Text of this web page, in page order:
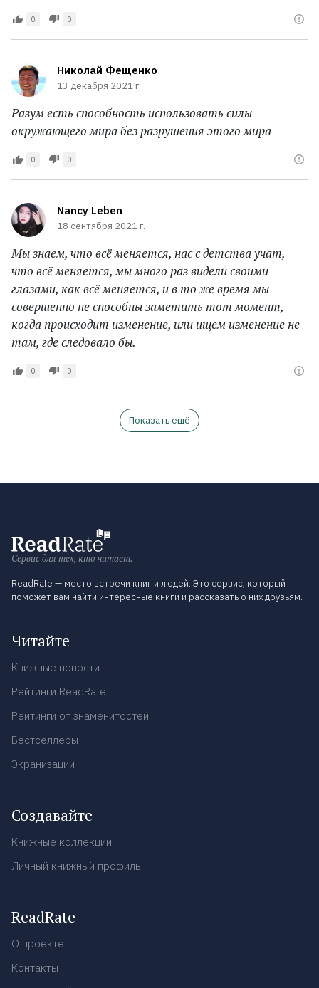
0 0
Николай Фещенко
13 декабря 2021 г.
Разум есть способность использовать силы
окружающего мира без разрушения этого мира
0 0
Nancy Leben
18 сентября 2021 г.
Мы знаем, что всё меняется, нас с детства учат,
что всё меняется, мы много раз видели своими
глазами, как всё меняется, и в то же время мы
совершенно не способны заметить тот момент,
когда происходит изменение, или ищем изменение не
там, где следовало бы.
0 0
Показать ещё
Сервис для тех, кто читает.
ReadRate — место встречи книг и людей. Это сервис, который
поможет вам найти интересные книги и рассказать о них друзьям.
Читайте
Книжные новости
Рейтинги ReadRate
Рейтинги от знаменитостей
Бестселлеры
Экранизации
Создавайте
Книжные коллекции
Личный книжный профиль
ReadRate
О проекте
Контакты